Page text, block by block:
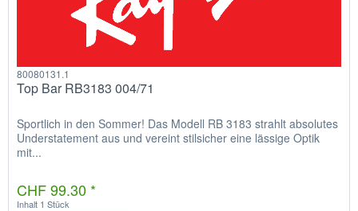
80080131.1
Top Bar RB3183 004/71
Sportlich in den Sommer! Das Modell RB 3183 strahlt absolutes
Understatement aus und vereint stilsicher eine lässige Optik
mit...
CHF 99.30 *
Inhalt 1 Stück